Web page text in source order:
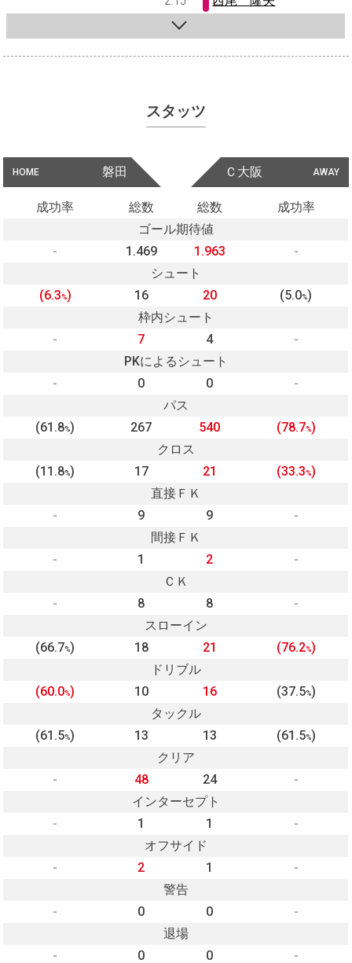
スタッツ
HOME 磐田 AWAY
Ｃ大阪
成功率 総数 総数
成功率
ゴール期待値
-
1.469 1.963
-
シュート
(6.3%) 16 20 (5.0%)
枠内シュート
-
7 4
-
PKによるシュート
-
0 0
-
パス
(61.8%) 267 540 (78.7%)
クロス
(11.8%) 17 21 (33.3%)
直接ＦＫ
-
9 9
-
間接ＦＫ
-
1 2
-
ＣＫ
-
8 8
-
スローイン
(66.7%) 18 21 (76.2%)
ドリブル
(60.0%) 10 16 (37.5%)
タックル
(61.5%) 13 13 (61.5%)
クリア
-
48 24
-
インターセプト
-
1 1
-
オフサイド
-
2 1
-
警告
-
0 0
-
退場
-
0 0 -